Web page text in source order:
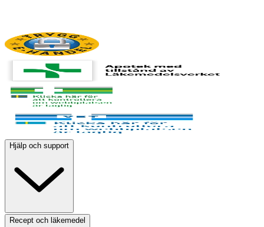
Hjälp och support
Recept och läkemedel